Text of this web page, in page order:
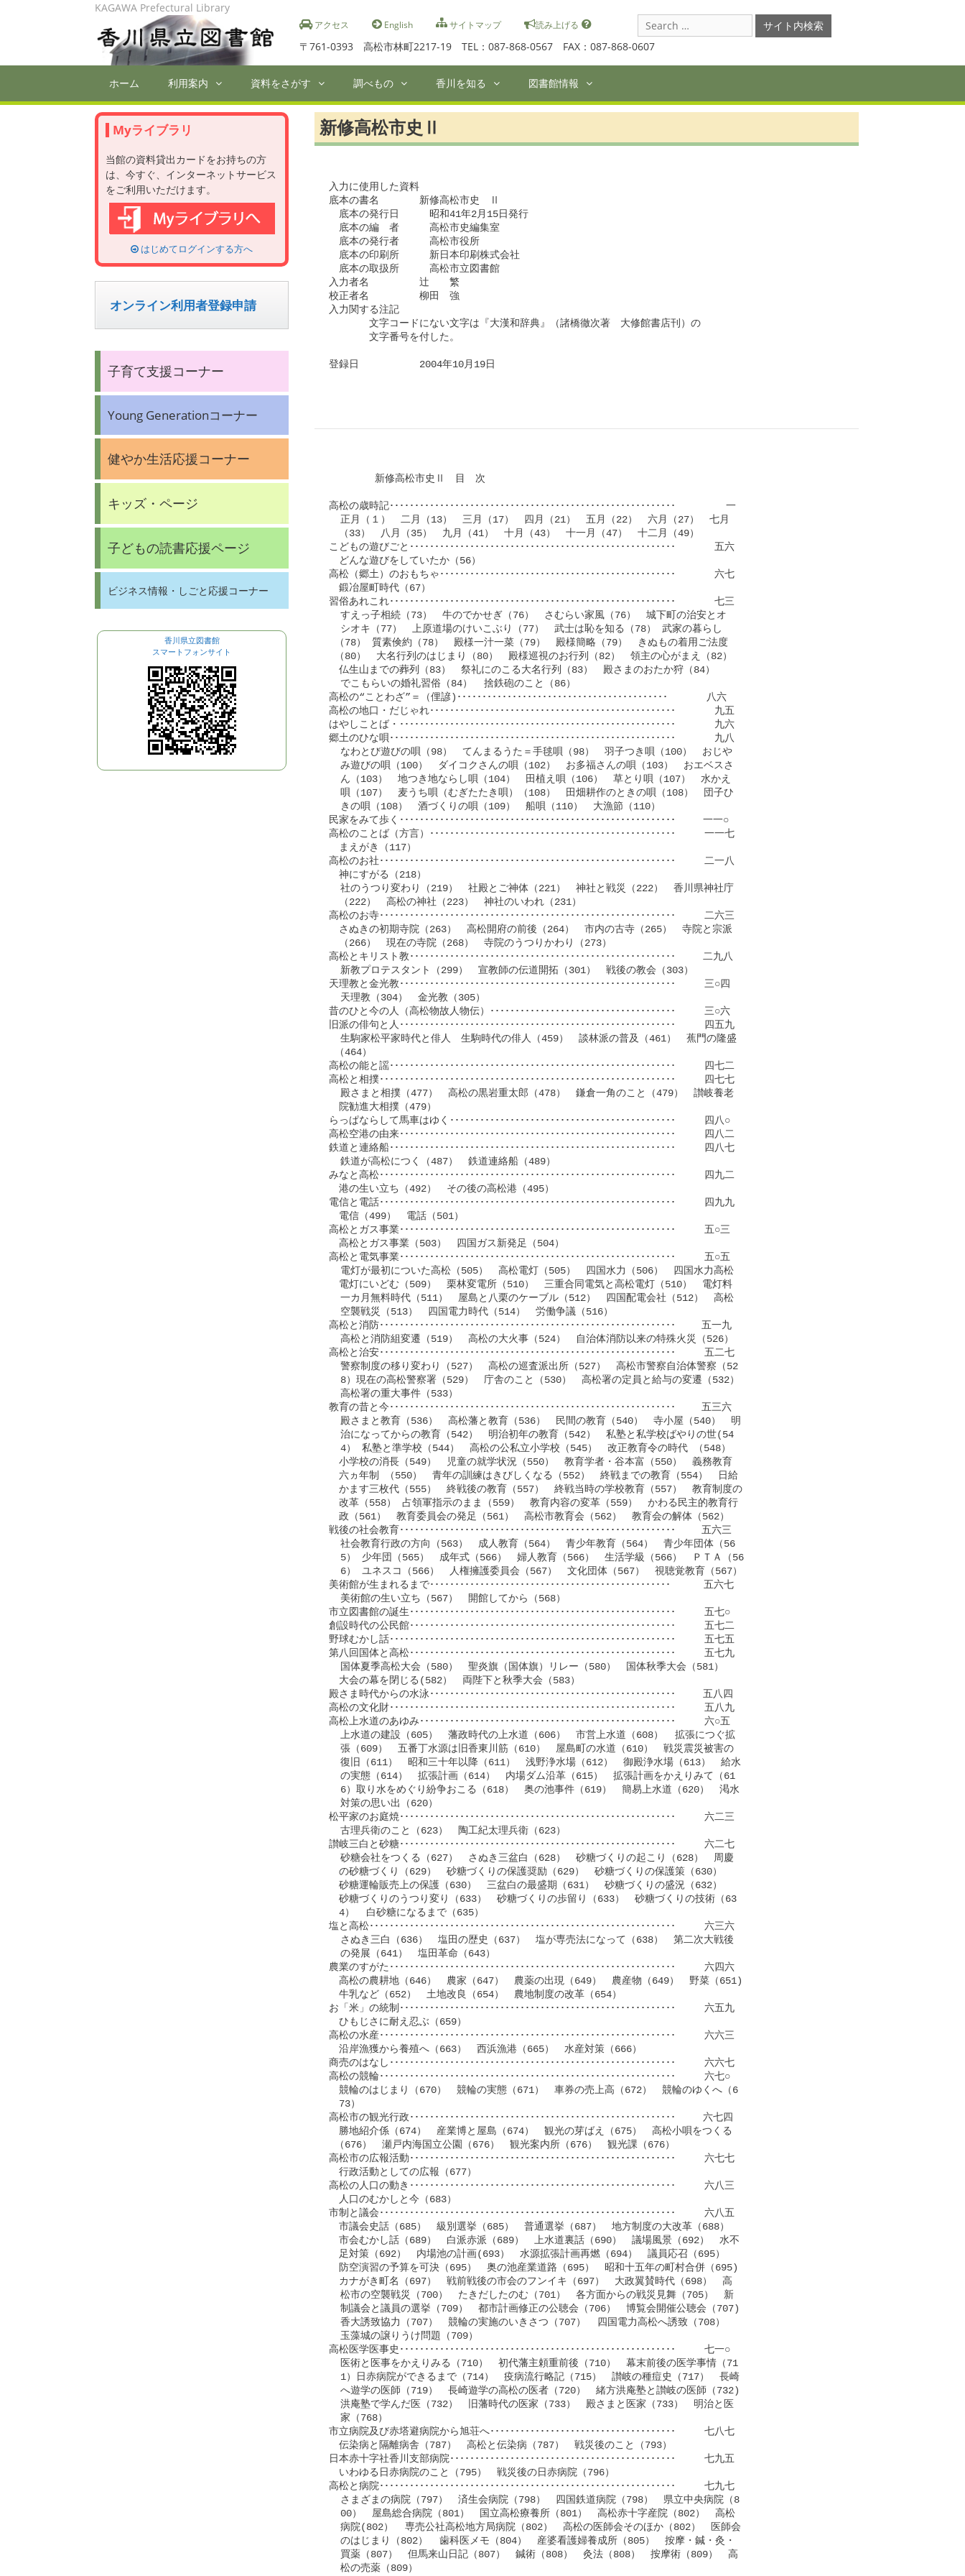
アクセス English サイトマップ 読み上げる
〒761-0393 高松市林町2217-19 TEL：087-868-0567 FAX：087-868-0607
KAGAWA Prefectural Library
Search
for:
ホーム 利用案内 資料をさがす 調べもの 香川を知る 図書館情報
新修高松市史Ⅱ
入力に使用した資料
底本の書名　　　　新修高松市史　Ⅱ
底本の発行日　　　昭和41年2月15日発行
底本の編　者　　　高松市史編集室
底本の発行者　　　高松市役所
底本の印刷所　　　新日本印刷株式会社
底本の取扱所　　　高松市立図書館
入力者名　　　　　辻　　繁
校正者名　　　　　柳田　強
入力関する注記
文字コードにない文字は『大漢和辞典』（諸橋徹次著　大修館書店刊）の
文字番号を付した。
登録日　　　　　　2004年10月19日
高松の歳時記･････････････････････････････････････････････････････････      　 一
  正月（１）　二月（13）　三月（17）　四月（21）　五月（22）　六月（27）　七月
（33）　八月（35）　九月（41）　十月（43）　十一月（47）　十二月（49）
こどもの遊びごと･････････････････････････････････････････････････････     　五六
どんな遊びをしていたか（56）
高松（郷土）のおもちゃ･･･････････････････････････････････････････････     　六七
鍛冶屋町時代（67）
習俗あれこれ･････････････････････････････････････････････････････････     　七三
  すえっ子相続（73）　牛のでかせぎ（76）　さむらい家風（76）　城下町の治安とオ
  シオキ（77）　上原道場のけいこぶり（77）　武士は恥を知る（78） 武家の暮らし
（78） 質素倹約（78）　殿様一汁一菜（79）　殿様簡略（79）　きぬもの着用ご法度
（80）　大名行列のはじまり（80）　殿様巡視のお行列（82）　領主の心がまえ（82）
仏生山までの葬列（83）　祭礼にのこる大名行列（83）　殿さまのおたか狩（84）
  でこもらいの婚礼習俗（84）  捨鉄砲のこと（86）
高松の“ことわざ”＝（俚諺)･･････････････････････････････････････････     　八六
高松の地口・だじゃれ･････････････････････････････････････････････････     　九五
はやしことば・･･･････････････････････････････････････････････････････     　九六
郷土のひな唄･････････････････････････････････････････････････････････     　九八
  なわとび遊びの唄（98）　てんまるうた＝手毬唄（98）　羽子つき唄（100）　おじや
  み遊びの唄（100）　ダイコクさんの唄（102）　お多福さんの唄（103）　おエベスさ
  ん（103）　地つき地ならし唄（104）　田植え唄（106）　草とり唄（107）　水かえ
  唄（107）　麦うち唄（むぎたたき唄）（108）　田畑耕作のときの唄（108）　団子ひ
  きの唄（108）　酒づくりの唄（109）　船唄（110）　大漁節（110）
民家をみて歩く･･･････････････････････････････････････････････････････　   一一○
高松のことば（方言）･････････････････････････････････････････････････     一一七
まえがき（117）
高松のお社･･･････････････････････････････････････････････････････････     二一八
神にすがる（218）
  社のうつり変わり（219）　社殿とご神体（221）　神社と戦災（222）　香川県神社庁
（222）　高松の神社（223）　神社のいわれ（231）
高松のお寺･･･････････････････････････････････････････････････････････     二六三
さぬきの初期寺院（263）　高松開府の前後（264）　市内の古寺（265）　寺院と宗派
（266）　現在の寺院（268）　寺院のうつりかわり（273）
高松とキリスト教･････････････････････････････････････････････････････　   二九八
  新教プロテスタント（299）　宣教師の伝道開拓（301）　戦後の教会（303）
天理教と金光教･･･････････････････････････････････････････････････････     三○四
  天理教（304）　金光教（305）
昔のひと今の人（高松物故人物伝）･････････････････････････････････････     三○六
旧派の俳句と人･･･････････････････････････････････････････････････････     四五九
  生駒家松平家時代と俳人　生駒時代の俳人（459）　談林派の普及（461）　蕉門の隆盛
（464）
高松の能と謡･････････････････････････････････････････････････････････     四七二
高松と相撲･･･････････････････････････････････････････････････････････     四七七
  殿さまと相撲（477）　高松の黒岩重太郎（478）　鎌倉一角のこと（479）　讃岐養老
院勧進大相撲（479）
らっぱならして馬車はゆく･････････････････････････････････････････････     四八○
高松空港の由来･･･････････････････････････････････････････････････････     四八二
鉄道と連絡船･････････････････････････････････････････････････････････     四八七
  鉄道が高松につく（487）　鉄道連絡船（489）
みなと高松･･･････････････････････････････････････････････････････････     四九二
港の生い立ち（492）　その後の高松港（495）
電信と電話･･･････････････････････････････････････････････････････････     四九九
電信（499）　電話（501）
高松とガス事業･･･････････････････････････････････････････････････････     五○三
高松とガス事業（503）　四国ガス新発足（504）
高松と電気事業･･･････････････････････････････････････････････････････     五○五
  電灯が最初についた高松（505）　高松電灯（505）　四国水力（506）　四国水力高松
電灯にいどむ（509）　栗林変電所（510）　三重合同電気と高松電灯（510）　電灯料
  一カ月無料時代（511）　屋島と八栗のケーブル（512）　四国配電会社（512）　高松
  空襲戦災（513）　四国電力時代（514）　労働争議（516）
高松と消防･･･････････････････････････････････････････････････････････ 　　五一九
  高松と消防組変遷（519）　高松の大火事（524）　自治体消防以来の特殊火災（526）
高松と治安･･･････････････････････････････････････････････････････････     五二七
  警察制度の移り変わり（527）　高松の巡査派出所（527）　高松市警察自治体警察（52
  8）現在の高松警察署（529）　庁舎のこと（530）　高松署の定員と給与の変遷（532）
  高松署の重大事件（533）
教育の昔と今･････････････････････････････････････････････････････････　　 五三六
  殿さまと教育（536）　高松藩と教育（536）　民間の教育（540）　寺小屋（540）　明
  治になってからの教育（542）　明治初年の教育（542）　私塾と私学校ばやりの世(54
  4） 私塾と準学校（544）　高松の公私立小学校（545）　改正教育令の時代 （548）
小学校の消長（549）　児童の就学状況（550）　教育学者・谷本富（550）　義務教育
六ヵ年制 （550）　青年の訓練はきびしくなる（552）　終戦までの教育（554）　日給
かます三枚代（555）　終戦後の教育（557）　終戦当時の学校教育（557）　教育制度の
改革（558） 占領軍指示のまま（559）　教育内容の変革（559）　かわる民主的教育行
政（561）　教育委員会の発足（561）　高松市教育会（562）　教育会の解体（562）
戦後の社会教育･･･････････････････････････････････････････････････････　　 五六三
  社会教育行政の方向（563）　成人教育（564）　青少年教育（564）　青少年団体（56
  5） 少年団（565）　成年式（566）　婦人教育（566）　生活学級（566）　ＰＴＡ（56
  6） ユネスコ（566）　人権擁護委員会（567）　文化団体（567）　視聴覚教育（567）
美術館が生まれるまで････････････････････････････････････････････････　    五六七
  美術館の生い立ち（567）　開館してから（568）
市立図書館の誕生･････････････････････････････････････････････････････     五七○
創設時代の公民館･････････････････････････････････････････････････････     五七二
野球むかし話･････････････････････････････････････････････････････････     五七五
第八回国体と高松･････････････････････････････････････････････････････     五七九
  国体夏季高松大会（580）　聖炎旗（国体旗）リレー（580）　国体秋季大会（581）
大会の幕を閉じる(582）　両陛下と秋季大会（583）
殿さま時代からの水泳･････････････････････････････････････････････････　   五八四
高松の文化財･････････････････････････････････････････････････････････     五八九
高松上水道のあゆみ･･･････････････････････････････････････････････････     六○五
  上水道の建設（605）　藩政時代の上水道（606）　市営上水道（608）  拡張につぐ拡
  張（609）　五番丁水源は旧香東川筋（610）　屋島町の水道（610）　戦災震災被害の
  復旧（611）　昭和三十年以降（611）　浅野浄水場（612）　御殿浄水場（613）　給水
  の実態（614）　拡張計画（614）　内場ダム沿革（615）　拡張計画をかえりみて（61
  6）取り水をめぐり紛争おこる（618）　奥の池事件（619）　簡易上水道（620）　渇水
  対策の思い出（620）
松平家のお庭焼･･･････････････････････････････････････････････････････     六二三
  古理兵衛のこと（623）　陶工紀太理兵衛（623）
讃岐三白と砂糖･･･････････････････････････････････････････････････････     六二七
  砂糖会社をつくる（627）　さぬき三盆白（628）　砂糖づくりの起こり（628）　周慶
の砂糖づくり（629）　砂糖づくりの保護奨励（629）　砂糖づくりの保護策（630）
砂糖運輪販売上の保護（630）　三盆白の最盛期（631）　砂糖づくりの盛況（632）
砂糖づくりのうつり変り（633）　砂糖づくりの歩留り（633）　砂糖づくりの技術（63
4）  白砂糖になるまで（635）
塩と高松･････････････････････････････････････････････････････････････     六三六
  さぬき三白（636）　塩田の歴史（637）　塩が専売法になって（638）　第二次大戦後
  の発展（641）　塩田革命（643）
農業のすがた･････････････････････････････････････････････････････････     六四六
高松の農耕地（646）　農家（647）　農薬の出現（649）　農産物（649）　野菜（651)
牛乳など（652）　土地改良（654）　農地制度の改革（654）
お「米」の統制･･･････････････････････････････････････････････････････     六五九
ひもじさに耐え忍ぶ（659）
高松の水産･･･････････････････････････････････････････････････････････     六六三
沿岸漁獲から養殖へ（663）　西浜漁港（665）　水産対策（666）
商売のはなし･････････････････････････････････････････････････････････     六六七
高松の競輪･･･････････････････････････････････････････････････････････     六七○
競輪のはじまり（670）　競輪の実態（671）　車券の売上高（672）　競輪のゆくへ（6
73）
高松市の観光行政･････････････････････････････････････････････････････　   六七四
勝地紹介係（674）　産業博と屋島（674）　観光の芽ばえ（675）　高松小唄をつくる
（676）　瀬戸内海国立公園（676）　観光案内所（676）　観光課（676）
高松市の広報活動･････････････････････････････････････････････････････     六七七
行政活動としての広報（677）
高松の人口の動き･････････････････････････････････････････････････････     六八三
人口のむかしと今（683）
市制と議会･･･････････････････････････････････････････････････････････     六八五
市議会史話（685）　級別選挙（685）　普通選挙（687）　地方制度の大改革（688）
市会むかし話（689）　白派赤派（689）　上水道裏話（690）　議場風景（692）　水不
足対策（692）　内場池の計画(693）　水源拡張計画再燃（694）　議員応召（695）
防空演習の予算を可決（695）　奥の池産業道路（695）　昭和十五年の町村合併（695)
カナがき町名（697）　戦前戦後の市会のフンイキ（697）　大政翼賛時代（698）　高
  松市の空襲戦災（700）　たきだしたのむ（701）　各方面からの戦災見舞（705）　新
  制議会と議員の選挙（709）　都市計画修正の公聴会（706）　博覧会開催公聴会（707)
  香大誘致協力（707）　競輪の実施のいきさつ（707）  四国電力高松へ誘致（708）
  玉藻城の譲りうけ問題（709）
高松医学医事史･･･････････････････････････････････････････････････････     七一○
  医術と医事をかえりみる（710）　初代藩主頼重前後（710）　幕末前後の医学事情（71
  1）日赤病院ができるまで（714）　疫病流行略記（715）　讃岐の種痘史（717）　長崎
  へ遊学の医師（719）　長崎遊学の高松の医者（720）　緒方洪庵塾と讃岐の医師（732)
  洪庵塾で学んだ医（732）　旧藩時代の医家（733）　殿さまと医家（733）　明治と医
  家（768）
市立病院及び赤塔避病院から旭荘へ･････････････････････････････････････     七八七
伝染病と隔離病舎（787）　高松と伝染病（787）　戦災後のこと（793）
日本赤十字社香川支部病院･････････････････････････････････････････････     七九五
いわゆる日赤病院のこと（795）　戦災後の日赤病院（796）
高松と病院･･･････････････････････････････････････････････････････････     七九七
  さまざまの病院（797）　済生会病院（798）　四国鉄道病院（798）　県立中央病院（8
  00）　屋島総合病院（801）　国立高松療養所（801）　高松赤十字産院（802）　高松
  病院(802）  専売公社高松地方局病院（802）　高松の医師会そのほか（802）　医師会
  のはじまり（802）  歯科医メモ（804）　産婆看護婦養成所（805）　按摩・鍼・灸・
  買薬（807）　但馬来山日記（807）　鍼術（808）　灸法（808）　按摩術（809）　高
  松の売薬（809）
Myライブラリ
当館の資料貸出カードをお持ちの方
は、今すぐ、インターネットサービス
をご利用いただけます。
はじめてログインする方へ
オンライン利用者登録申請
子育て支援コーナー
Young Generationコーナー
健やか生活応援コーナー
キッズ・ページ
子どもの読書応援ページ
ビジネス情報・しごと応援コーナー
香川県立図書館
スマートフォンサイト